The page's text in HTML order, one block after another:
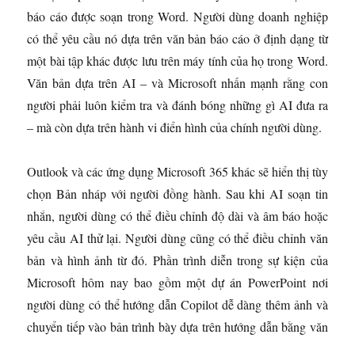
báo cáo được soạn trong Word. Người dùng doanh nghiệp
có thể yêu cầu nó dựa trên văn bản báo cáo ở định dạng từ
một bài tập khác được lưu trên máy tính của họ trong Word.
Văn bản dựa trên AI – và Microsoft nhấn mạnh rằng con
người phải luôn kiểm tra và đánh bóng những gì AI đưa ra
– mà còn dựa trên hành vi điển hình của chính người dùng.
Outlook và các ứng dụng Microsoft 365 khác sẽ hiển thị tùy
chọn Bản nháp với người đồng hành. Sau khi AI soạn tin
nhắn, người dùng có thể điều chỉnh độ dài và âm báo hoặc
yêu cầu AI thử lại. Người dùng cũng có thể điều chỉnh văn
bản và hình ảnh từ đó. Phần trình diễn trong sự kiện của
Microsoft hôm nay bao gồm một dự án PowerPoint nơi
người dùng có thể hướng dẫn Copilot dễ dàng thêm ảnh và
chuyển tiếp vào bản trình bày dựa trên hướng dẫn bằng văn